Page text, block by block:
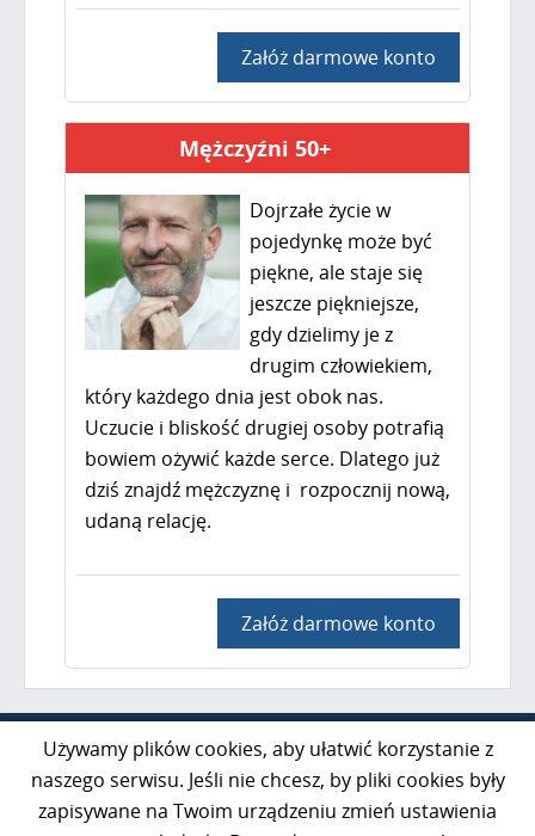
Załóż darmowe konto
Mężczyźni 50+
Dojrzałe życie w
pojedynkę może być
piękne, ale staje się
jeszcze piękniejsze,
gdy dzielimy je z
drugim człowiekiem,
który każdego dnia jest obok nas.
Uczucie i bliskość drugiej osoby potrafią
bowiem ożywić każde serce. Dlatego już
dziś znajdź mężczyznę i rozpocznij nową,
udaną relację.
Załóż darmowe konto
Al. Jerozolimskie 85 lok. 21
02-001 Warszawa
Używamy plików cookies, aby ułatwić korzystanie z
naszego serwisu. Jeśli nie chcesz, by pliki cookies były
zapisywane na Twoim urządzeniu zmień ustawienia